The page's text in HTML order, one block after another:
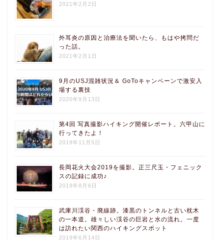
2021年2月2日
外耳炎の原因と治療法を聞いたら、もはや拷問だ
った話。
2021年2月1日
9月のUSJ混雑状況＆ GoToキャンペーンで激安入
場する裏技
2020年9月13日
第4回 写真撮影ハイキング開催レポート。六甲山に
行ってきたよ！
2019年11月5日
長岡花火大会2019を撮影。正三尺玉・フェニック
スの記録に成功♪
2019年8月6日
武庫川渓谷・廃線跡。漆黒のトンネルと古い枕木
の一本道。雄々しい渓谷の巨岩と水の流れ。一度
は訪れたい関西のハイキングスポット
2019年6月14日